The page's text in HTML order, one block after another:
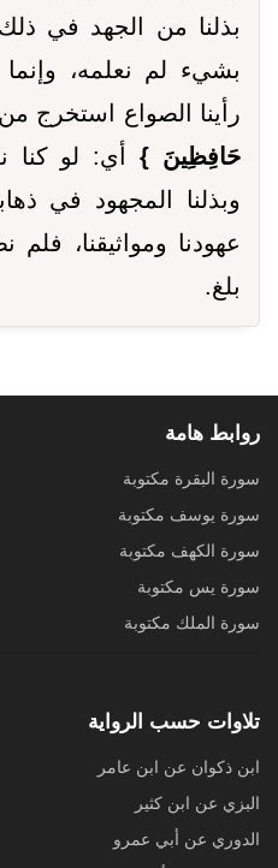
بذلنا من الجهد في
بشيء لم نعلمه، وإنما
رأينا الصواع استخرج
حَافِظِينَ }أي: لو كنا
وبذلنا المجهود في
عهودنا ومواثيقنا،
بلغ.
روابط هامة
سورة البقرة مكتوبة
سورة يوسف مكتوبة
سورة الكهف مكتوبة
سورة يس مكتوبة
سورة الملك مكتوبة
تلاوات حسب الرواية
ابن ذكوان عن ابن عامر
البزي عن ابن كثير
الدوري عن أبي عمرو